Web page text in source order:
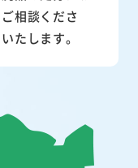
相談くださ
たします。